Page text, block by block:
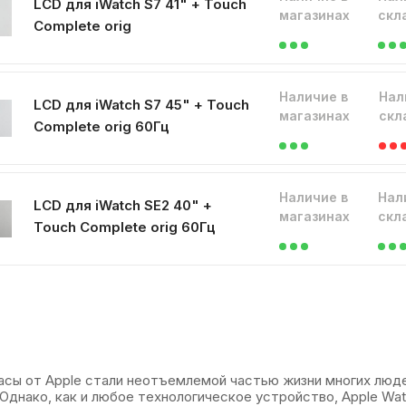
LCD для iWatch S7 41" + Touch
Complete orig
магазинах
LCD для iWatch S7 45" + Touch
Complete orig 60Гц
Наличие в
магазинах
LCD для iWatch SE2 40" +
Touch Complete orig 60Гц
Наличие в
магазинах
от Apple стали неотъемлемой частью жизни многих
как и любое технологическое устройство, Apple